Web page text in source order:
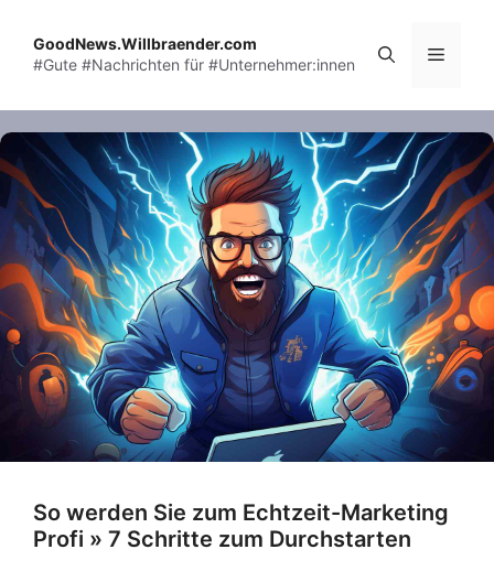
content
GoodNews.Willbraender.com
#Gute #Nachrichten für #Unternehmer:innen
Menu
So werden Sie zum Echtzeit-Marketing
Profi » 7 Schritte zum Durchstarten